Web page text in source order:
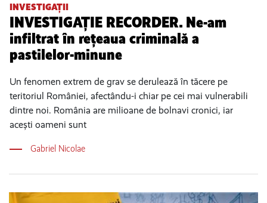
INVESTIGAȚII
INVESTIGAȚIE RECORDER. Ne-am
infiltrat în rețeaua criminală a
pastilelor-minune
Un fenomen extrem de grav se derulează în tăcere pe
teritoriul României, afectându-i chiar pe cei mai vulnerabili
dintre noi. România are milioane de bolnavi cronici, iar
acești oameni sunt
Gabriel Nicolae